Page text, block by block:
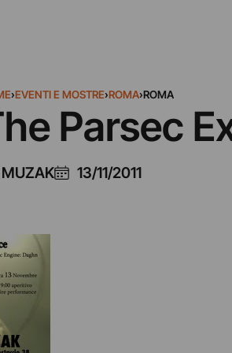
›EVENTI E MOSTRE›ROMA›ROMA
Parsec
MUZAK 13/11/2011